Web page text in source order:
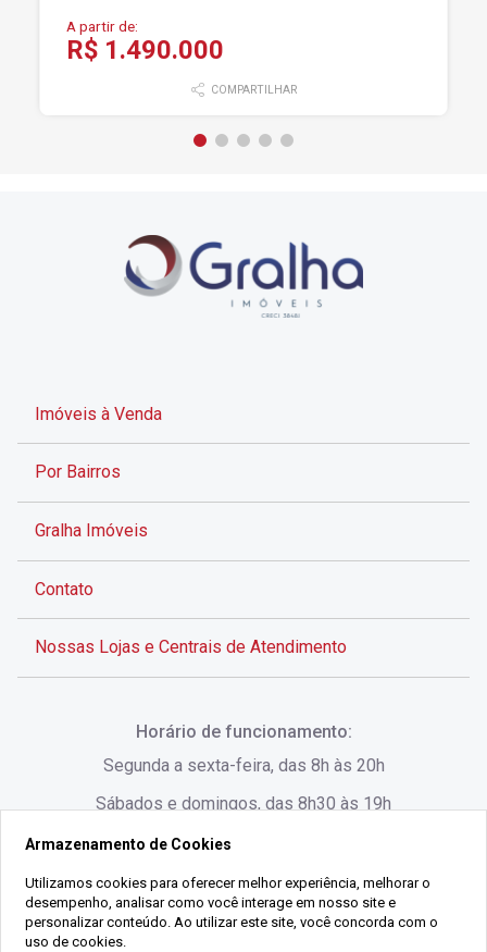
A partir de:
R$ 1.490.000
COMPARTILHAR
Imóveis à Venda
Por Bairros
Gralha Imóveis
Contato
Nossas Lojas e Centrais de Atendimento
Rua Lauro Linhares, 1080 - Trindade, Florianópolis -
SC
(48) 3220-1045
Horário de funcionamento:
Segunda a sexta-feira, das 8h às 20h
Sábados e domingos, das 8h30 às 19h
Armazenamento de Cookies
Utilizamos cookies para oferecer melhor experiência, melhorar o
desempenho, analisar como você interage em nosso site e
personalizar conteúdo. Ao utilizar este site, você concorda com o
uso de cookies.